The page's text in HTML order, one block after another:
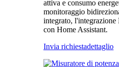
attiva e consumo
monitoraggio
integrato,
con Home Assistant.
Invia richiestadettaglio